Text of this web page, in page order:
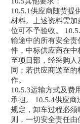
10.5.1供应商随货提
材料。上述资料需
位可不予验收。
输途中的所有安全
件，中标供应商在
至项目部，经采购
同；若供应商送至
作。
10.5.3运输方式及费
承担。 10.5.4供应
规定，卸车过程必
则，一切安全责任